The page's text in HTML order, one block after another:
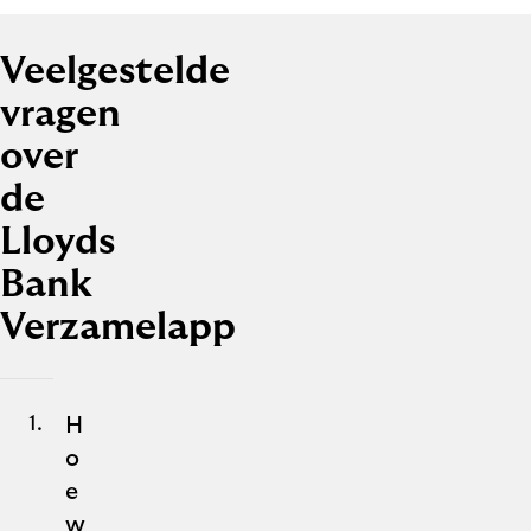
Veelgestelde
vragen
over
de
Lloyds
Bank
Verzamelapp
1
H
o
e
w